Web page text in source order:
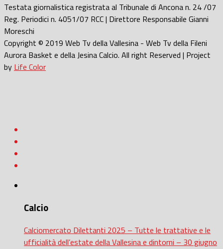
Testata giornalistica registrata al Tribunale di Ancona n. 24 /07
Reg. Periodici n. 4051/07 RCC | Direttore Responsabile Gianni
Moreschi
Copyright © 2019 Web Tv della Vallesina - Web Tv della Fileni
Aurora Basket e della Jesina Calcio. All right Reserved | Project
by Life Color
Calcio
Calciomercato Dilettanti 2025 – Tutte le trattative e le
ufficialità dell’estate della Vallesina e dintorni – 30 giugno